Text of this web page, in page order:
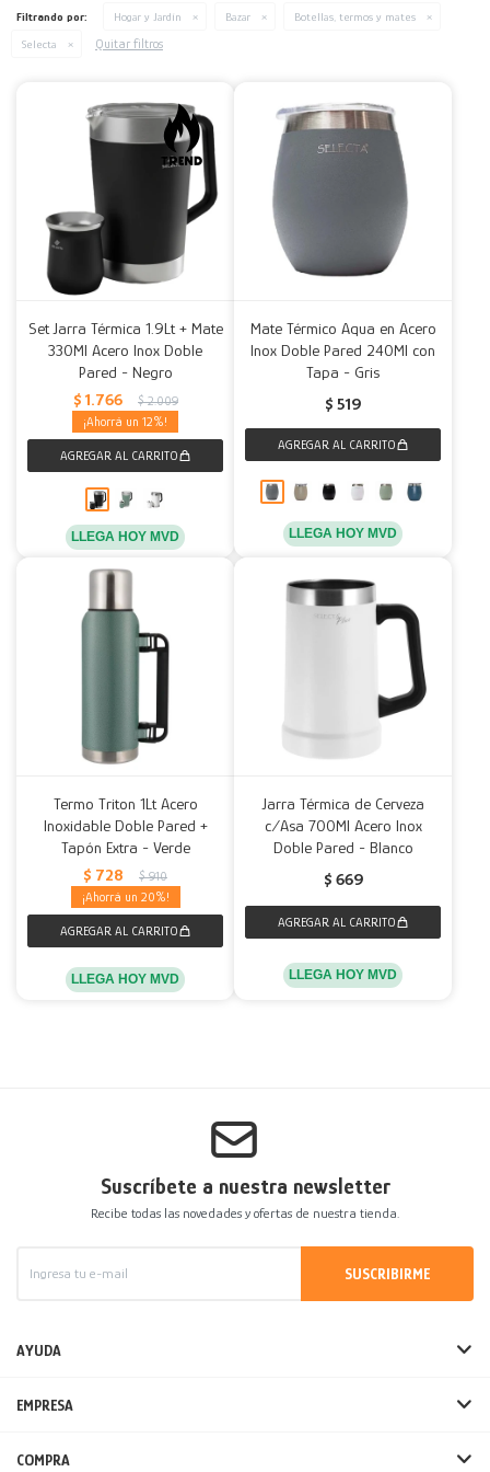
Filtrando por: Hogar y Jardín Bazar Botellas, termos y mates
Selecta Quitar filtros
Set Jarra Térmica 1.9Lt + Mate
330Ml Acero Inox Doble
Pared - Negro
$ 1.766 $ 2.009
12
LLEGA HOY MVD
Mate Térmico Aqua en Acero
Inox Doble Pared 240Ml con
Tapa - Gris
$ 519
LLEGA HOY MVD
Termo Triton 1Lt Acero
Inoxidable Doble Pared +
Tapón Extra - Verde
$ 728 $ 910
20
LLEGA HOY MVD
Jarra Térmica de Cerveza
c/Asa 700Ml Acero Inox
Doble Pared - Blanco
$ 669
LLEGA HOY MVD
Suscríbete a nuestra newsletter
Recibe todas las novedades y ofertas de nuestra tienda.
SUSCRIBIRME
AYUDA
EMPRESA
COMPRA
Mesas
Calefactores
Acolchados y Frazadas
Decoración
Herramientas
Accesorios